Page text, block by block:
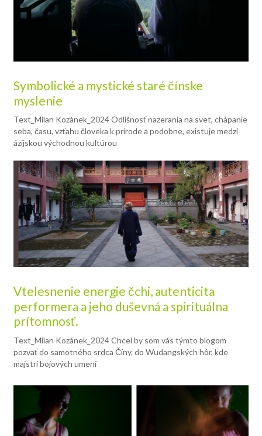
Symbolické a mystické staré čínske
myslenie
Text_Milan Kozánek_2024 Odlišnosť nazerania na svet, chápanie
seba, času, vzťahu človeka k prírode a podobne, existuje medzi
ázijskou východnou kultúrou
Vtelesnenie energie čchi, autenticita
performera a jeho duševná a spirituálna
prítomnosť.
Text_Milan Kozánek_2024 Chcel by som vás týmto blogom
pozvať do samotného srdca Číny, do Wudangských hôr, kde
majstri bojových umení